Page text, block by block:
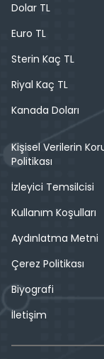
Dolar TL
Euro TL
Sterin Kaç TL
Riyal Kaç TL
Kanada Doları
Kişisel Verilerin
Politikası
İzleyici Temsilcisi
Kullanım Koşulları
Aydınlatma Metni
Çerez Politikası
Biyografi
İletişim